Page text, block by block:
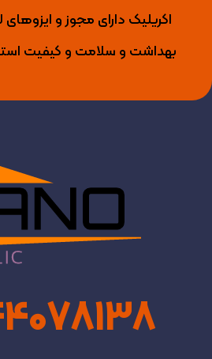
اکریلیک دارای مجوز و ایزوهای
بهداشت و سلامت و کیفیت